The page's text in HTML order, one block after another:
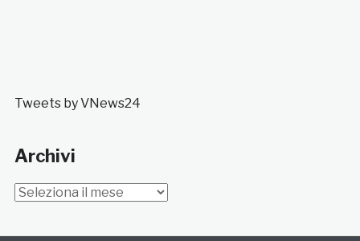
Tweets by VNews24
Archivi
Archivi